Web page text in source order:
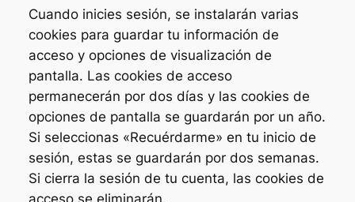
Cuando inicies sesión, se instalarán varias
cookies para guardar tu información de
acceso y opciones de visualización de
pantalla. Las cookies de acceso
permanecerán por dos días y las cookies de
opciones de pantalla se guardarán por un año.
Si seleccionas «Recuérdarme» en tu inicio de
sesión, estas se guardarán por dos semanas.
Si cierra la sesión de tu cuenta, las cookies de